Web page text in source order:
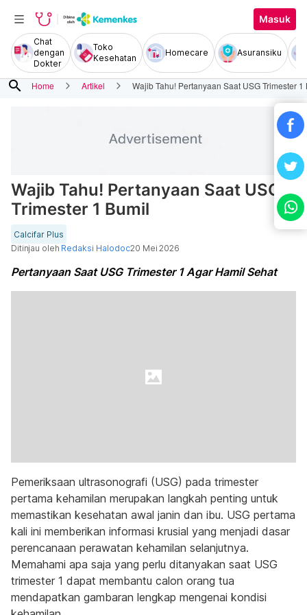
Masuk
Chat
dengan
Dokter
Toko
Kesehatan
Homecare Asuransiku
search Home Artikel Wajib Tahu! Pertanyaan Saat USG Trimester 1
Wajib Tahu! Pertanyaan Saat USG
Trimester 1 Bumil
Calcifar Plus
Ditinjau oleh Redaksi Halodoc20 Mei 2026
Pertanyaan Saat USG Trimester 1 Agar Hamil Sehat
Pemeriksaan ultrasonografi (USG) pada trimester
pertama kehamilan merupakan langkah penting untuk
memastikan kesehatan awal janin dan ibu. USG pertama
kali ini memberikan informasi krusial yang menjadi dasar
perencanaan perawatan kehamilan selanjutnya.
Memahami apa saja yang perlu ditanyakan saat USG
trimester 1 dapat membantu calon orang tua
mendapatkan gambaran lengkap mengenai kondisi